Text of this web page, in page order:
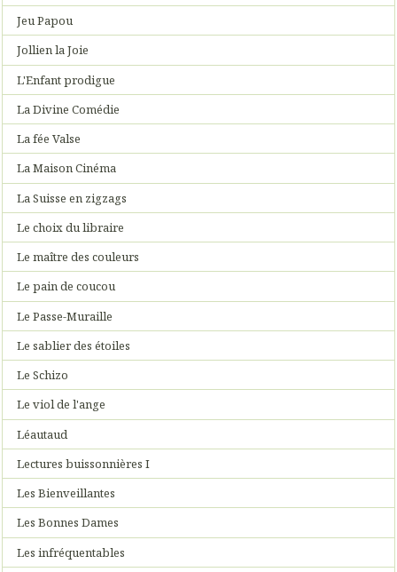
Jeu Papou
Jollien la Joie
L'Enfant prodigue
La Divine Comédie
La fée Valse
La Maison Cinéma
La Suisse en zigzags
Le choix du libraire
Le maître des couleurs
Le pain de coucou
Le Passe-Muraille
Le sablier des étoiles
Le Schizo
Le viol de l'ange
Léautaud
Lectures buissonnières I
Les Bienveillantes
Les Bonnes Dames
Les infréquentables